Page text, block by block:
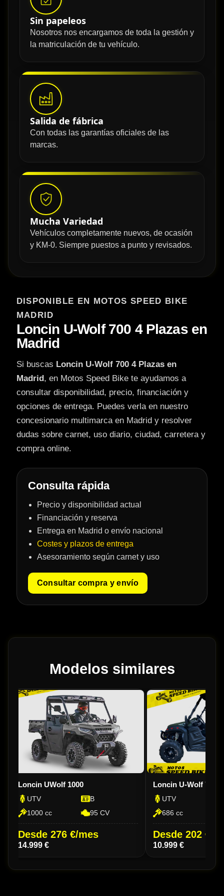
Sin papeleos
Nosotros nos encargamos de toda la gestión y
la matriculación de tu vehículo.
Salida de fábrica
Con todas las garantías oficiales de las
marcas.
Mucha Variedad
Vehículos completamente nuevos, de ocasión
y KM-0. Siempre puestos a punto y revisados.
DISPONIBLE EN MOTOS SPEED BIKE
MADRID
Loncin U-Wolf 700 4 Plazas en
Madrid
Si buscas Loncin U-Wolf 700 4 Plazas en
Madrid , en Motos Speed Bike te ayudamos a
consultar disponibilidad, precio, financiación y
opciones de entrega. Puedes verla en nuestro
concesionario multimarca en Madrid y resolver
dudas sobre carnet, uso diario, ciudad, carretera y
compra online.
Consulta rápida
Precio y disponibilidad actual
Financiación y reserva
Entrega en Madrid o envío nacional
Costes y plazos de entrega
Asesoramiento según carnet y uso
Consultar compra y envío
Modelos similares
Loncin UWolf 1000
UTV
B
1000 cc
95 CV
Desde 276 €/mes
14.999 €
Loncin U-Wolf 700
UTV
686 cc
Desde 202 €/
10.999 €